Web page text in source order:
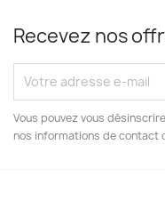
Recevez nos
Vous pouvez vous
nos informations de contact